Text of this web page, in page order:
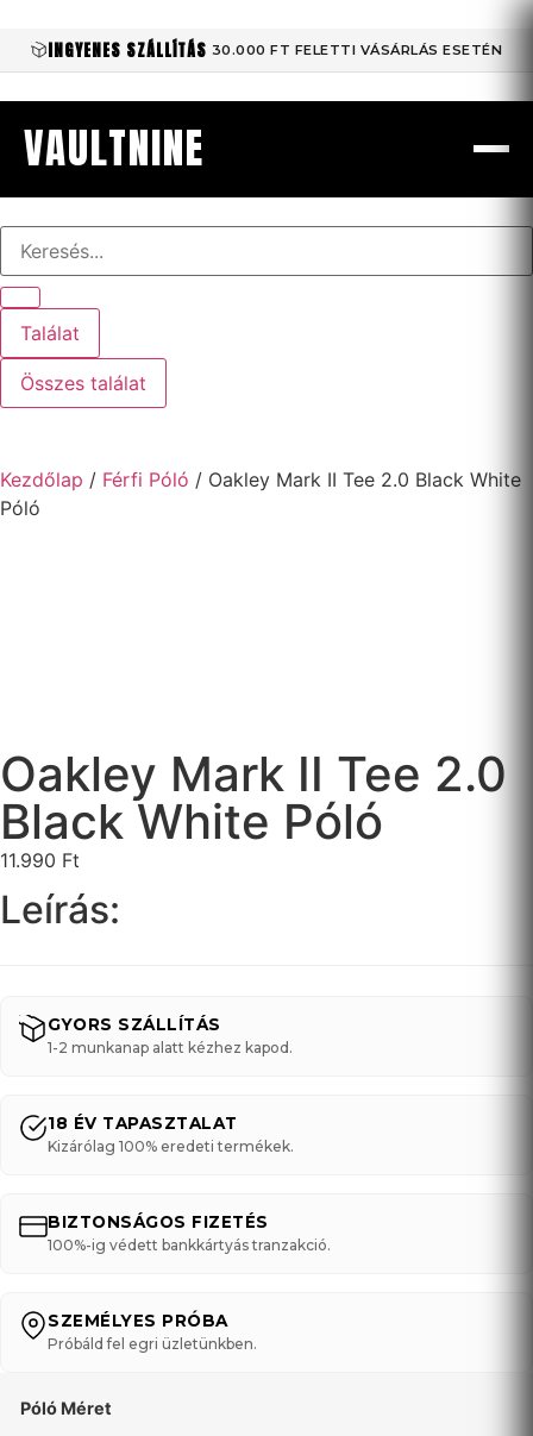
INGYENES SZÁLLÍTÁS 30.000 FT FELETTI VÁSÁRLÁS ESETÉN
VAULTNINE
Találat
Összes találat
Kezdőlap / Férfi Póló / Oakley Mark II Tee 2.0 Black White
Póló
Oakley Mark II Tee 2.0
Black White Póló
11.990 Ft
Leírás:
GYORS SZÁLLÍTÁS
1-2 munkanap alatt kézhez kapod.
18 ÉV TAPASZTALAT
Kizárólag 100% eredeti termékek.
BIZTONSÁGOS FIZETÉS
100%-ig védett bankkártyás tranzakció.
SZEMÉLYES PRÓBA
Próbáld fel egri üzletünkben.
Póló Méret